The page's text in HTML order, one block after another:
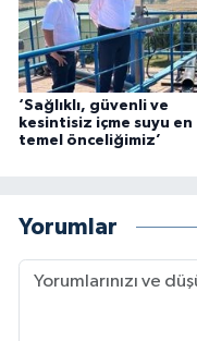
‘Sağlıklı, güvenli ve
kesintisiz içme suyu en
temel önceliğimiz’
Yorumlar